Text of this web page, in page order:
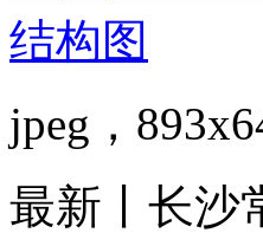
jpeg，
最新丨长沙